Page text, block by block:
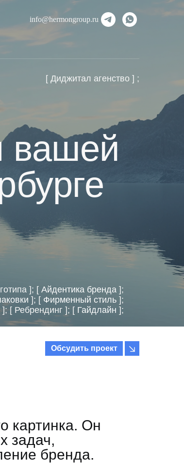
info@hermongroup.ru
[ Диджитал агенство ] ;
вашей
]; [ Айдентика бренда ];
]; [ Фирменный стиль ];
[ Ребрендинг ]; [ Гайдлайн ];
Обсудить проект
картинка. Он
задач,
бренда.